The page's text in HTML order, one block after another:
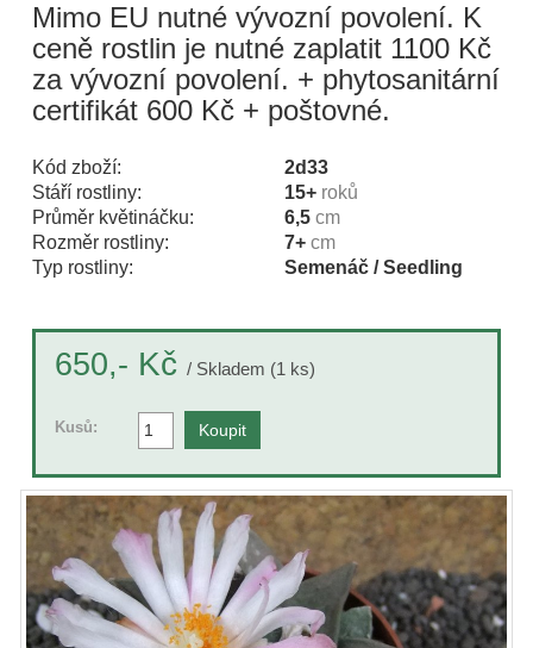
Mimo EU nutné vývozní povolení. K
ceně rostlin je nutné zaplatit 1100 Kč
za vývozní povolení. + phytosanitární
certifikát 600 Kč + poštovné.
Kód zboží:
2d33
Stáří rostliny:
15+ roků
Průměr květináčku:
6,5 cm
Rozměr rostliny:
7+ cm
Typ rostliny:
Semenáč / Seedling
650,- Kč / Skladem (1 ks)
Kusů: